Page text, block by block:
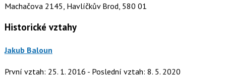
Machačova 2145, Havlíčkův Brod, 580 01
Historické vztahy
Jakub Baloun
První vztah: 25. 1. 2016 - Poslední vztah: 8. 5. 2020